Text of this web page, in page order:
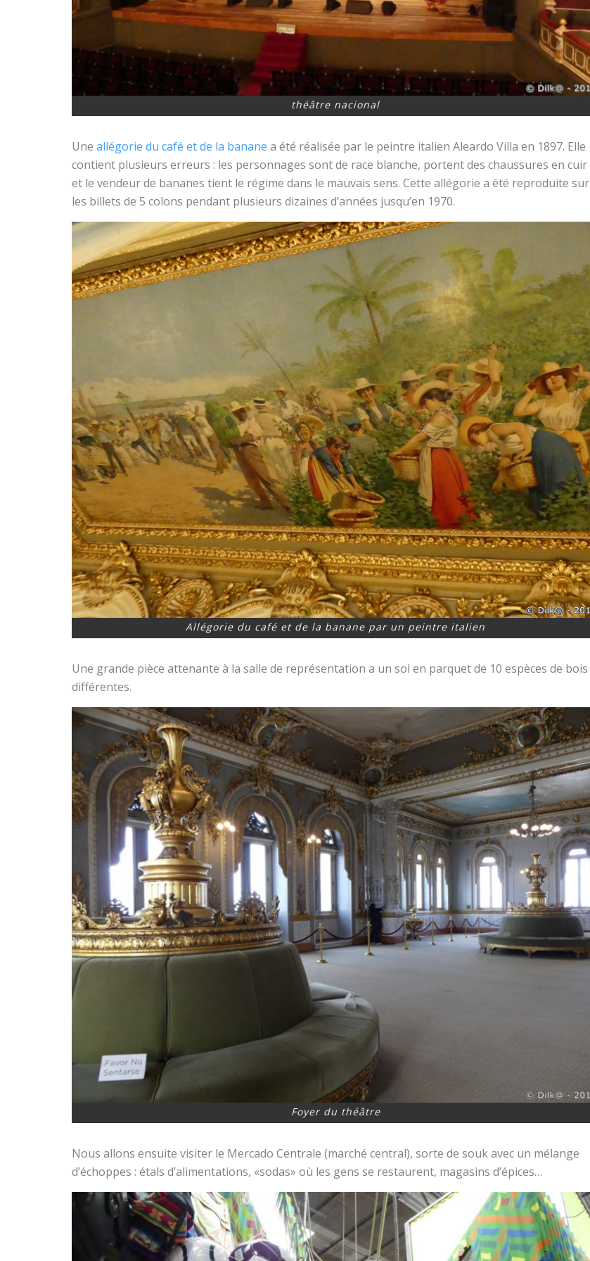
théâtre nacional
Une allégorie du café et de la banane a été réalisée par le peintre italien Aleardo Villa en 1897. Elle
contient plusieurs erreurs : les personnages sont de race blanche, portent des chaussures en cuir
et le vendeur de bananes tient le régime dans le mauvais sens. Cette allégorie a été reproduite sur
les billets de 5 colons pendant plusieurs dizaines d’années jusqu’en 1970.
Allégorie du café et de la banane par un peintre italien
Une grande pièce attenante à la salle de représentation a un sol en parquet de 10 espèces de bois
différentes.
Foyer du théâtre
Nous allons ensuite visiter le Mercado Centrale (marché central), sorte de souk avec un mélange
d’échoppes : étals d’alimentations, «sodas» où les gens se restaurent, magasins d’épices…